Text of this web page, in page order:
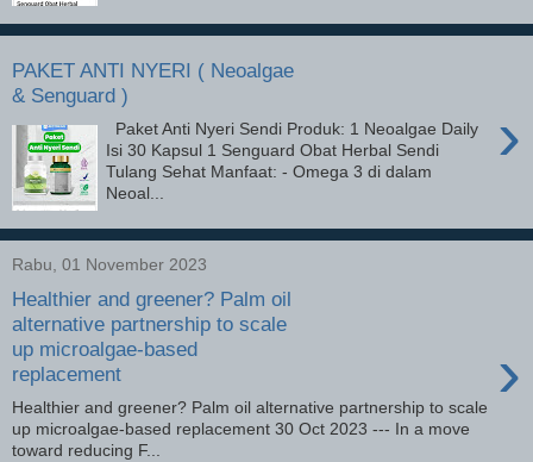
PAKET ANTI NYERI ( Neoalgae
& Senguard )
›
Paket Anti Nyeri Sendi Produk: 1 Neoalgae Daily
Isi 30 Kapsul 1 Senguard Obat Herbal Sendi
Tulang Sehat Manfaat: - Omega 3 di dalam
Neoal...
Rabu, 01 November 2023
Healthier and greener? Palm oil
alternative partnership to scale
up microalgae-based
replacement
›
Healthier and greener? Palm oil alternative partnership to scale
up microalgae-based replacement 30 Oct 2023 --- In a move
toward reducing F...